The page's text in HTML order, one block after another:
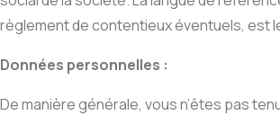
règlement de contentieux éventuels, est
Données personnelles :
De manière générale, vous n’êtes pas